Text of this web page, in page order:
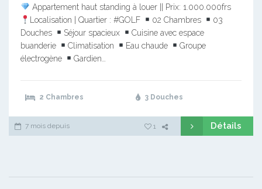
Appartement haut standing à louer || Prix: 1.000.000frs
Localisation | Quartier : #GOLF
02 Chambres
03
Douches
Séjour spacieux
Cuisine avec espace
buanderie
Climatisation Eau chaude
Groupe
électrogène
Gardien…
2 Chambres 3 Douches
7 mois depuis 1 Détails